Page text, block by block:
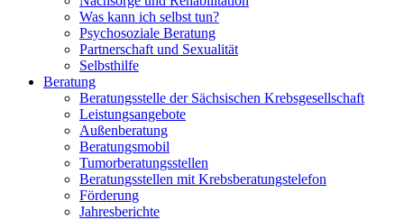
Was kann ich selbst tun?
Psychosoziale Beratung
Partnerschaft und Sexualität
Selbsthilfe
Beratung
Beratungsstelle der Sächsischen Krebsgesellschaft
Leistungsangebote
Außenberatung
Beratungsmobil
Tumorberatungsstellen
Beratungsstellen mit Krebsberatungstelefon
Förderung
Jahresberichte